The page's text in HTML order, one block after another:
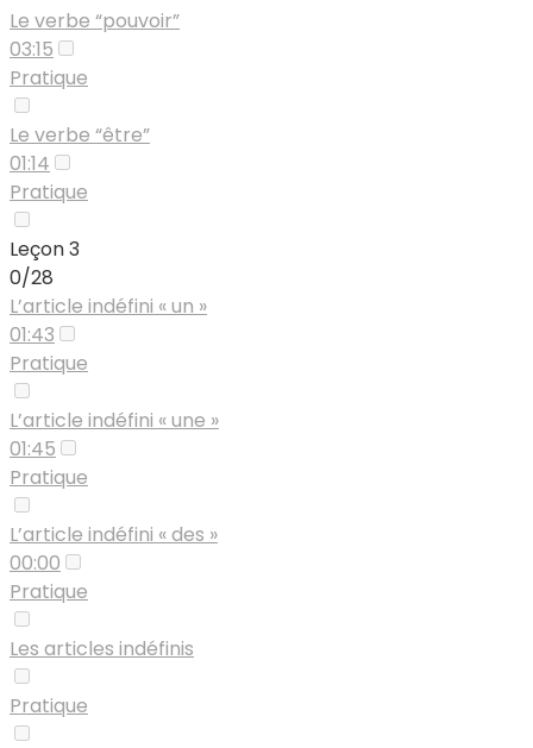
Le verbe “pouvoir”
03:15
Pratique
Le verbe “être”
01:14
Pratique
Leçon 3
0/28
L’article indéfini « un »
01:43
Pratique
L’article indéfini « une »
01:45
Pratique
L’article indéfini « des »
00:00
Pratique
Les articles indéfinis
Pratique